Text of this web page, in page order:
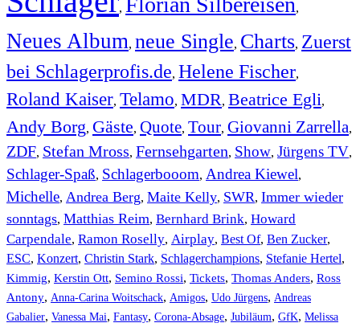
, ,
Neues Album, neue Single, Charts, Zuerst
bei Schlagerprofis.de, Helene Fischer,
Roland Kaiser, Telamo, MDR, Beatrice Egli,
Andy Borg, Gäste, Quote, Tour, Giovanni Zarrella,
ZDF, Stefan Mross, Fernsehgarten, Show, Jürgens TV,
Schlager-Spaß, Schlagerbooom, Andrea Kiewel,
Michelle, Andrea Berg, Maite Kelly, SWR, Immer wieder
sonntags, Matthias Reim, Bernhard Brink, Howard
Carpendale, Ramon Roselly, Airplay, Best Of, Ben Zucker,
ESC, Konzert, Christin Stark, Schlagerchampions, Stefanie Hertel,
Kimmig, Kerstin Ott, Semino Rossi, Tickets, Thomas Anders, Ross
Antony, Anna-Carina Woitschack, Amigos, Udo Jürgens, Andreas
Gabalier, Vanessa Mai, Fantasy, Corona-Absage, Jubiläum, GfK, Melissa